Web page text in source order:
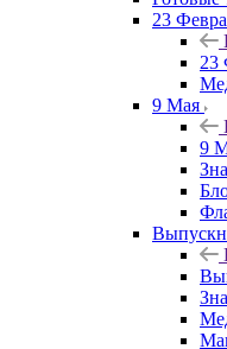
23
23
9 Мая
9